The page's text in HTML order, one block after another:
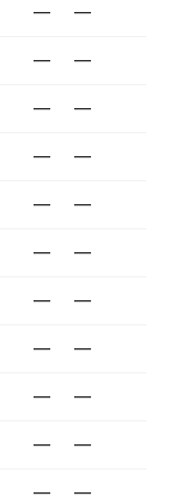
— —
— —
— —
— —
— —
— —
— —
— —
— —
— —
— —